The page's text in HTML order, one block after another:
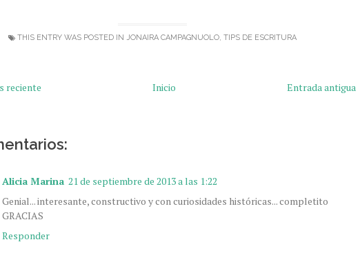
THIS ENTRY WAS POSTED IN JONAIRA CAMPAGNUOLO, TIPS DE ESCRITURA
reciente Entrada antigua
Inicio
Alicia Marina 21 de septiembre de 2013 a las 1:22
Genial... interesante, constructivo y con curiosidades históricas... completito
GRACIAS
Responder